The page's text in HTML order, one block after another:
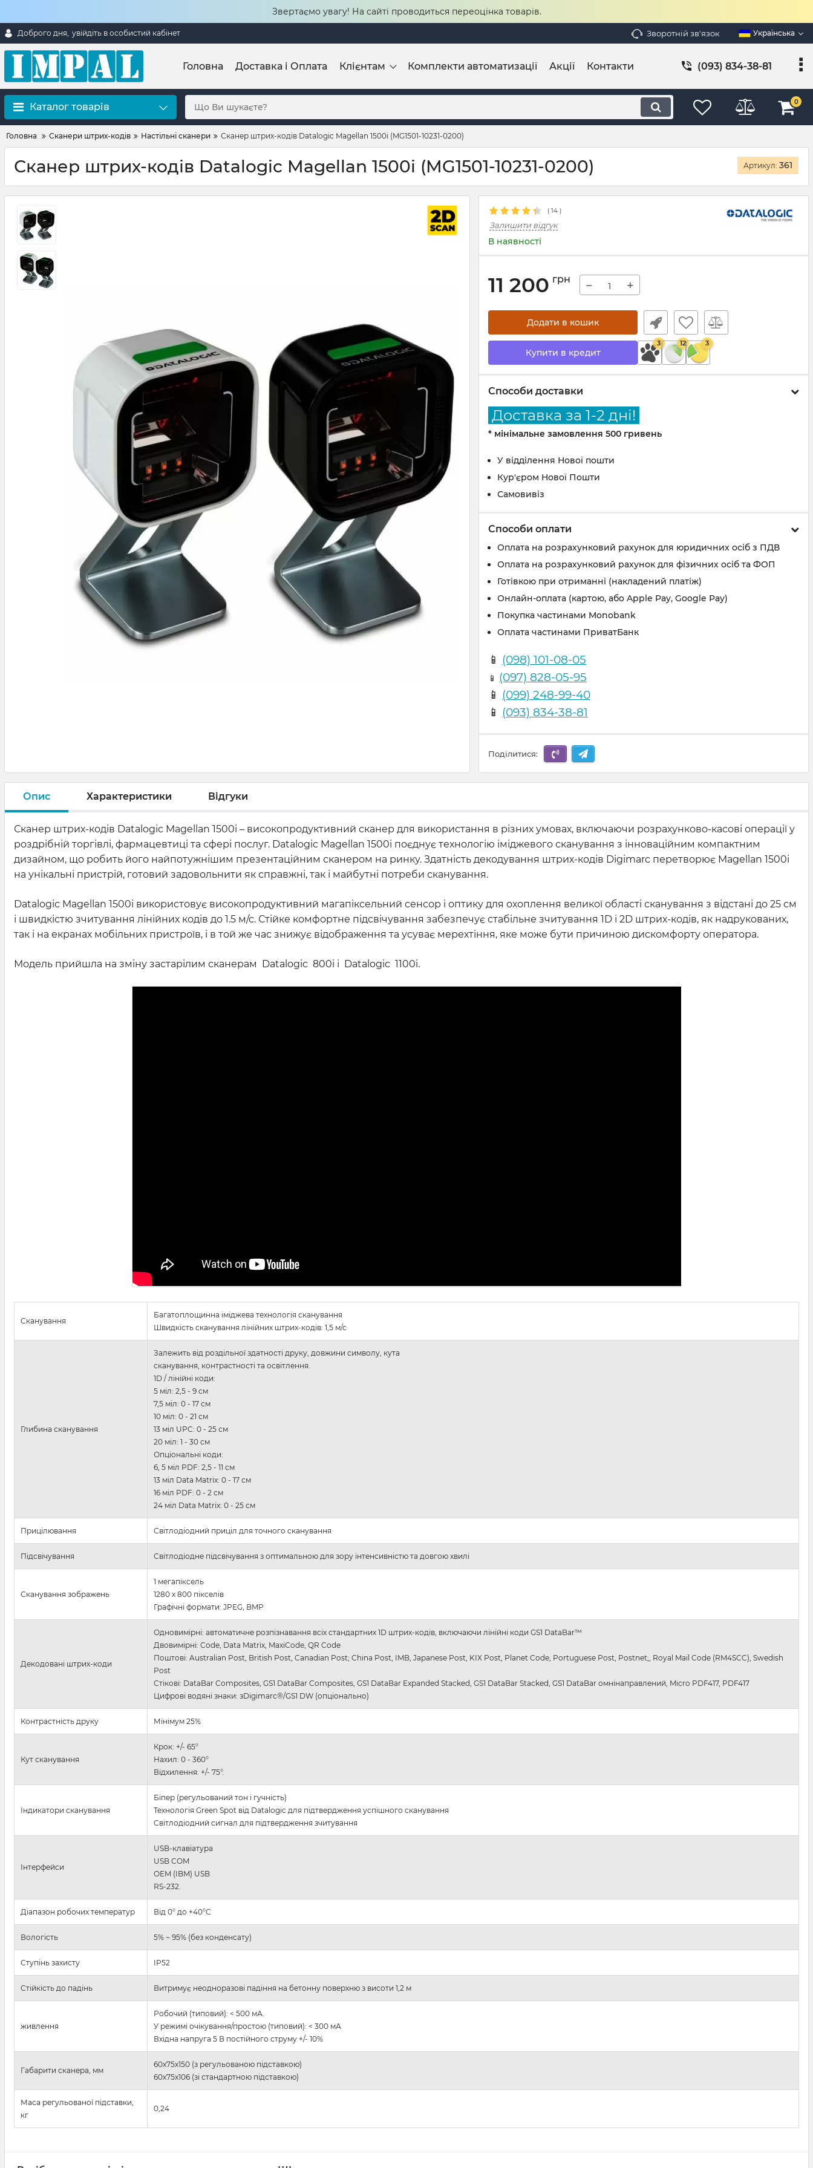
Звертаємо увагу! На сайті проводиться переоцінка товарів.
Доброго дня, увійдіть в особистий кабінет Зворотній зв'язок Українська
Головна Доставка і Оплата Клієнтам Комплекти автоматизації Акції Контакти (093) 834-38-81
Каталог товарів 0
Головна Сканери штрих-кодів Настільні сканери Сканер штрих-кодів Datalogic Magellan 1500i (MG1501-10231-0200)
Сканер штрих-кодів Datalogic Magellan 1500i (MG1501-10231-0200) Артикул: 361
( 14 )
Залишити відгук
В наявності
11 200 грн − +
Додати в кошик
Купити в кредит
3 12 3
Способи доставки
Доставка за 1-2 дні!
* мінімальне замовлення 500 гривень
У відділення Нової пошти
Кур'єром Нової Пошти
Самовивіз
Способи оплати
Оплата на розрахунковий рахунок для юридичних осіб з ПДВ
Оплата на розрахунковий рахунок для фізичних осіб та ФОП
Готівкою при отриманні (накладений платіж)
Онлайн-оплата (картою, або Apple Pay, Google Pay)
Покупка частинами Monobank
Оплата частинами ПриватБанк
📱 (098) 101-08-05
📱
(097) 828-05-95
📱 (099) 248-99-40
📱 (093) 834-38-81
Поділитися:
Опис Характеристики Відгуки
Сканер штрих-кодів Datalogic Magellan 1500i – високопродуктивний сканер для використання в різних умовах, включаючи розрахунково-касові операції у
роздрібній торгівлі, фармацевтиці та сфері послуг. Datalogic Magellan 1500i поєднує технологію іміджевого сканування з інноваційним компактним
дизайном, що робить його найпотужнішим презентаційним сканером на ринку. Здатність декодування штрих-кодів Digimarc перетворює Magellan 1500i
на унікальні пристрій, готовий задовольнити як справжні, так і майбутні потреби сканування.
Datalogic Magellan 1500i використовує високопродуктивний магапіксельний сенсор і оптику для охоплення великої області сканування з відстані до 25 см
і швидкістю зчитування лінійних кодів до 1.5 м/с. Стійке комфортне підсвічування забезпечує стабільне зчитування 1D і 2D штрих-кодів, як надрукованих,
так і на екранах мобільних пристроїв, і в той же час знижує відображення та усуває мерехтіння, яке може бути причиною дискомфорту оператора.
Модель прийшла на зміну застарілим сканерам Datalogic 800i і Datalogic 1100i.
Сканування
Багатоплощинна іміджева технологія сканування
Швидкість сканування лінійних штрих-кодів: 1,5 м/с
Глибина сканування
Залежить від роздільної здатності друку, довжини символу, кута
сканування, контрастності та освітлення.
1D / лінійні коди:
5 міл: 2,5 - 9 см
7,5 міл: 0 - 17 см
10 міл: 0 - 21 см
13 міл UPC: 0 - 25 см
20 міл: 1 - 30 см
Опціональні коди:
6, 5 міл PDF: 2,5 - 11 см
13 міл Data Matrix: 0 - 17 см
16 міл PDF: 0 - 2 см
24 міл Data Matrix: 0 - 25 см
Прицілювання Світлодіодний приціл для точного сканування
Підсвічування Світлодіодне підсвічування з оптимальною для зору інтенсивністю та довгою хвилі
Сканування зображень
1 мегапіксель
1280 x 800 пікселів
Графічні формати: JPEG, BMP
Декодовані штрих-коди
Одновимірні: автоматичне розпізнавання всіх стандартних 1D штрих-кодів, включаючи лінійні коди GS1 DataBar™
Двовимірні: Code, Data Matrix, MaxiCode, QR Code
Поштові: Australian Post, British Post, Canadian Post; China Post, IMB, Japanese Post, KIX Post, Planet Code, Portuguese Post, Postnet;, Royal Mail Code (RM4SCC), Swedish
Post
Стікові: DataBar Composites, GS1 DataBar Composites, GS1 DataBar Expanded Stacked, GS1 DataBar Stacked, GS1 DataBar омнінаправлений, Micro PDF417, PDF417
Цифрові водяні знаки: зDigimarc®/GS1 DW (опціонально)
Контрастність друку Мінімум 25%
Кут сканування
Крок: +/- 65°
Нахил: 0 - 360°
Відхилення: +/- 75°.
Індикатори сканування
Біпер (регульований тон і гучність)
Технологія Green Spot від Datalogic для підтвердження успішного сканування
Світлодіодний сигнал для підтвердження зчитування
Інтерфейси
USB-клавіатура
USB COM
OEM (IBM) USB
RS-232.
Діапазон робочих температур Від 0° до +40°С
Вологість 5% ~ 95% (без конденсату)
Ступінь захисту IP52
Стійкість до падінь Витримує неодноразові падіння на бетонну поверхню з висоти 1,2 м
живлення
Робочий (типовий): < 500 мА.
У режимі очікування/простою (типовий): < 300 мА
Вхідна напруга 5 В постійного струму +/- 10%
Габарити сканера, мм
60х75х150 (з регульованою підставкою)
60х75х106 (зі стандартною підставкою)
Маса регульованої підставки,
кг
0,24